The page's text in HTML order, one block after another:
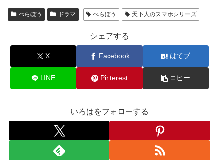
べらぼう ドラマ べらぼう 天下人のスマホシリーズ
シェアする
X Facebook はてブ
LINE Pinterest コピー
いろはをフォローする